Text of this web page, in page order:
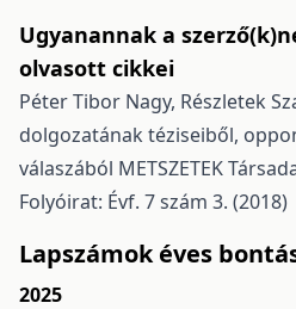
Ugyanannak a
olvasott cikkei
Péter Tibor Nagy, Részletek
dolgozatának téziseiből,
válaszából METSZETEK
Folyóirat: Évf. 7 szám 3. (2018)
Lapszámok éves
2025